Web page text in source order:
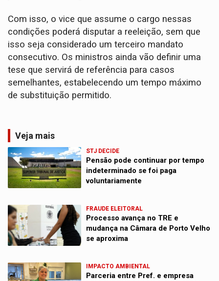
Com isso, o vice que assume o cargo nessas
condições poderá disputar a reeleição, sem que
isso seja considerado um terceiro mandato
consecutivo. Os ministros ainda vão definir uma
tese que servirá de referência para casos
semelhantes, estabelecendo um tempo máximo
de substituição permitido.
Veja mais
STJ DECIDE
Pensão pode continuar por tempo
indeterminado se foi paga
voluntariamente
FRAUDE ELEITORAL
Processo avança no TRE e
mudança na Câmara de Porto Velho
se aproxima
IMPACTO AMBIENTAL
Parceria entre Pref. e empresa